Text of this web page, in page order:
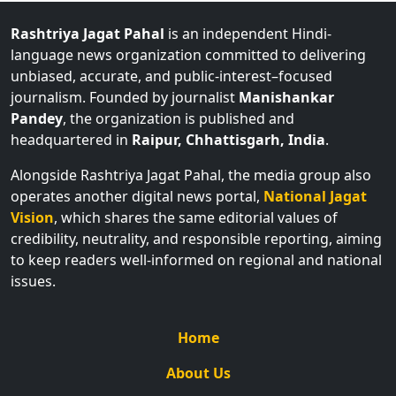
language news organization committed to delivering
unbiased, accurate, and public-interest–focused
journalism. Founded by journalistManishankar
Pandey, the organization is published and
headquartered inRaipur, Chhattisgarh, India
Alongside Rashtriya Jagat Pahal, the media group also
operates another digital news portal,National Jagat
Vision, which shares the same editorial values of
credibility, neutrality, and responsible reporting, aiming
to keep readers well-informed on regional and national
issues.